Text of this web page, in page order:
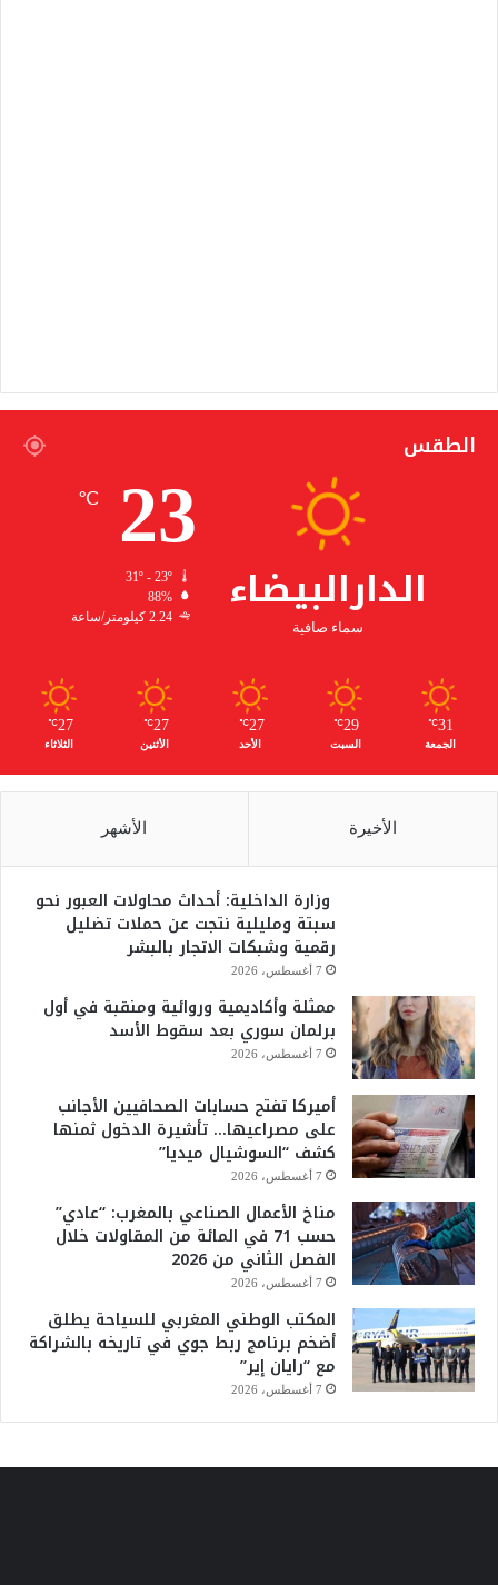
الطقس
الدارالبيضاء
سماء صافية
23
℃
88%
2.24 كيلومتر/ساعة
31
℃
الجمعة
29
℃
السبت
27
℃
الأحد
27
℃
الأثنين
27
℃
الثلاثاء
الأخيرة الأشهر
وزارة الداخلية: أحداث محاولات العبور نحو
سبتة ومليلية نتجت عن حملات تضليل
رقمية وشبكات الاتجار بالبشر
7 أغسطس، 2026
ممثلة وأكاديمية وروائية ومنقبة في أول
برلمان سوري بعد سقوط الأسد
7 أغسطس، 2026
أميركا تفتح حسابات الصحافيين الأجانب
على مصراعيها… تأشيرة الدخول ثمنها
كشف “السوشيال ميديا”
7 أغسطس، 2026
مناخ الأعمال الصناعي بالمغرب: “عادي”
حسب 71 في المائة من المقاولات خلال
الفصل الثاني من 2026
7 أغسطس، 2026
المكتب الوطني المغربي للسياحة يطلق
أضخم برنامج ربط جوي في تاريخه بالشراكة
مع “رايان إير”
7 أغسطس، 2026